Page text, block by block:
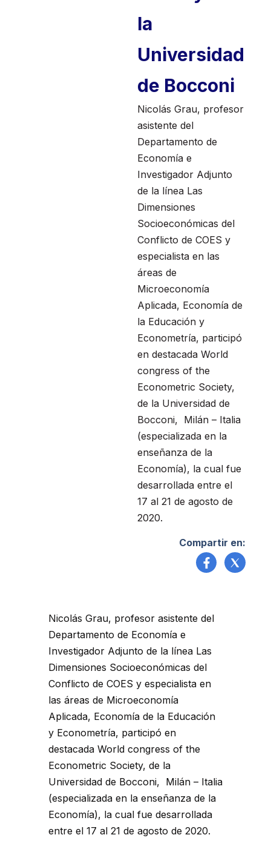
la
Universidad
de Bocconi
Nicolás Grau, profesor
asistente del
Departamento de
Economía e
Investigador Adjunto
de la línea Las
Dimensiones
Socioeconómicas del
Conflicto de COES y
especialista en las
áreas de
Microeconomía
Aplicada, Economía de
la Educación y
Econometría, participó
en destacada World
congress of the
Econometric Society,
de la Universidad de
Bocconi, Milán – Italia
(especializada en la
enseñanza de la
Economía), la cual fue
desarrollada entre el
17 al 21 de agosto de
2020.
Compartir en:
Nicolás Grau, profesor asistente del
Departamento de Economía e
Investigador Adjunto de la línea Las
Dimensiones Socioeconómicas del
Conflicto de COES y especialista en
las áreas de Microeconomía
Aplicada, Economía de la Educación
y Econometría, participó en
destacada World congress of the
Econometric Society, de la
Universidad de Bocconi, Milán – Italia
(especializada en la enseñanza de la
Economía), la cual fue desarrollada
entre el 17 al 21 de agosto de 2020.